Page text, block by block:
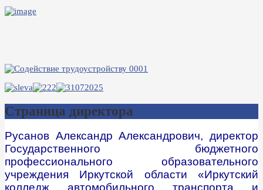
Страница директора
Русанов Александр Александрович, директор
Государственного бюджетного
профессионального образовательного
учреждения Иркутской области «Иркутский